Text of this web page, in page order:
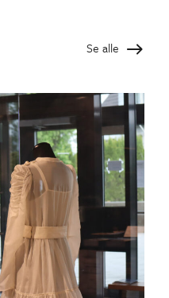
Se alle